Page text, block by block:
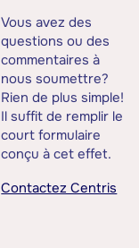
Vous avez des
questions ou des
commentaires à
nous soumettre?
Rien de plus simple!
Il suffit de remplir le
court formulaire
conçu à cet effet.
Contactez Centris